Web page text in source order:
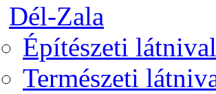
Dél-Zala
Építészeti
Természeti